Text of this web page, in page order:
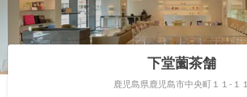
下堂薗茶舗
鹿児島県鹿児島市中央町１１-１１